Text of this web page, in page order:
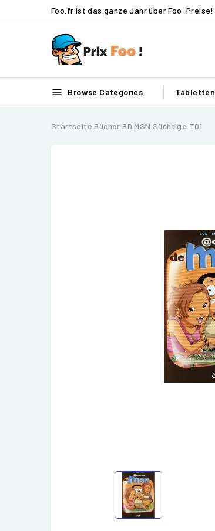
Foo.fr ist das ganze Jahr über Foo-Preise!
 Browse Categories Tabletten
Startseite Bücher BD MSN Süchtige T01